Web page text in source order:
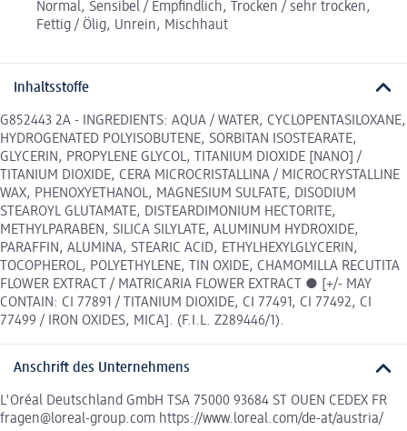
Normal, Sensibel / Empfindlich, Trocken / sehr trocken,
Fettig / Ölig, Unrein, Mischhaut
Inhaltsstoffe
G852443 2A - INGREDIENTS: AQUA / WATER, CYCLOPENTASILOXANE,
HYDROGENATED POLYISOBUTENE, SORBITAN ISOSTEARATE,
GLYCERIN, PROPYLENE GLYCOL, TITANIUM DIOXIDE [NANO] /
TITANIUM DIOXIDE, CERA MICROCRISTALLINA / MICROCRYSTALLINE
WAX, PHENOXYETHANOL, MAGNESIUM SULFATE, DISODIUM
STEAROYL GLUTAMATE, DISTEARDIMONIUM HECTORITE,
METHYLPARABEN, SILICA SILYLATE, ALUMINUM HYDROXIDE,
PARAFFIN, ALUMINA, STEARIC ACID, ETHYLHEXYLGLYCERIN,
TOCOPHEROL, POLYETHYLENE, TIN OXIDE, CHAMOMILLA RECUTITA
FLOWER EXTRACT / MATRICARIA FLOWER EXTRACT ● [+/- MAY
CONTAIN: CI 77891 / TITANIUM DIOXIDE, CI 77491, CI 77492, CI
77499 / IRON OXIDES, MICA]. (F.I.L. Z289446/1).
Anschrift des Unternehmens
L'Oréal Deutschland GmbH TSA 75000 93684 ST OUEN CEDEX FR
fragen@loreal-group.com https://www.loreal.com/de-at/austria/